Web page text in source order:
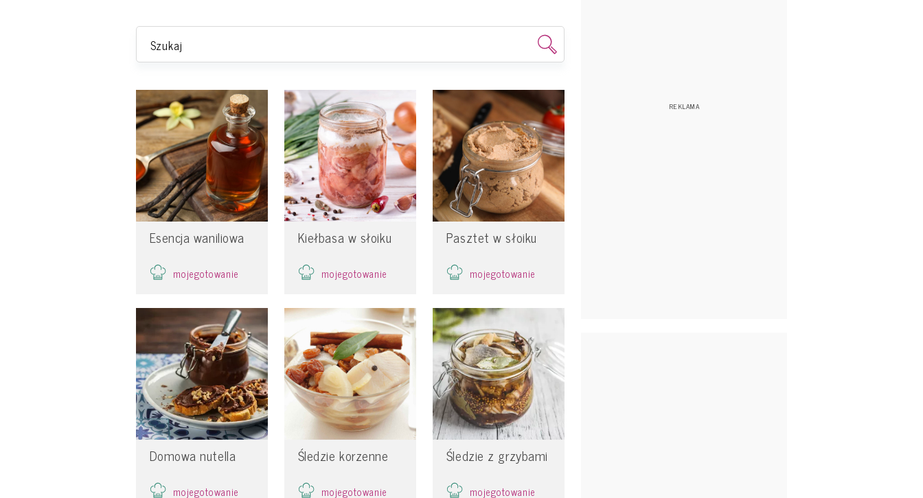
Esencja waniliowa
mojegotowanie
Kiełbasa w słoiku
mojegotowanie
Pasztet w słoiku
mojegotowanie
Domowa nutella
mojegotowanie
Śledzie korzenne
mojegotowanie
Śledzie z grzybami
mojegotowanie